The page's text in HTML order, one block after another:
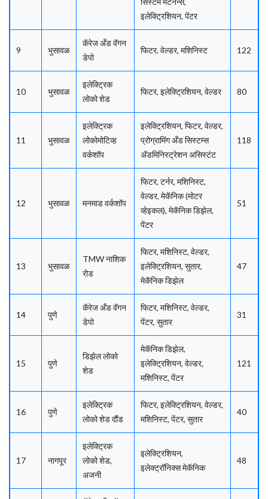
इलेक्ट्रिशियन, पेंटर
9 भुसावळ
कॅरेज अँड वॅगन
डेपो
फिटर, वेल्डर, मशिनिस्ट 122
10 भुसावळ
इलेक्ट्रिक
लोको शेड
फिटर, इलेक्ट्रिशियन, वेल्डर 80
11 भुसावळ
इलेक्ट्रिक
लोकोमोटिव्ह
वर्कशॉप
इलेक्ट्रिशियन, फिटर, वेल्डर,
प्रोग्रामिंग अँड सिस्टम्स
अ‍ॅडमिनिस्ट्रेशन असिस्टंट
118
12 भुसावळ मनमाड वर्कशॉप
फिटर, टर्नर, मशिनिस्ट,
वेल्डर, मेकॅनिक (मोटर
व्हेइकल), मेकॅनिक डिझेल,
पेंटर
51
13 भुसावळ
TMW नाशिक
रोड
फिटर, मशिनिस्ट, वेल्डर,
इलेक्ट्रिशियन, सुतार,
मेकॅनिक डिझेल
47
14 पुणे
कॅरेज अँड वॅगन
डेपो
फिटर, मशिनिस्ट, वेल्डर,
पेंटर, सुतार
31
15 पुणे
डिझेल लोको
शेड
मेकॅनिक डिझेल,
इलेक्ट्रिशियन, वेल्डर,
मशिनिस्ट, पेंटर
121
16 पुणे
इलेक्ट्रिक
लोको शेड दौंड
फिटर, इलेक्ट्रिशियन, वेल्डर,
मशिनिस्ट, पेंटर, सुतार
40
17 नागपूर
इलेक्ट्रिक
लोको शेड,
अजनी
इलेक्ट्रिशियन,
इलेक्ट्रॉनिक्स मेकॅनिक
48